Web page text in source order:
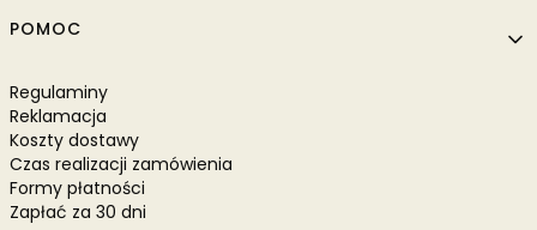
POMOC
Regulaminy
Reklamacja
Koszty dostawy
Czas realizacji zamówienia
Formy płatności
Zapłać za 30 dni